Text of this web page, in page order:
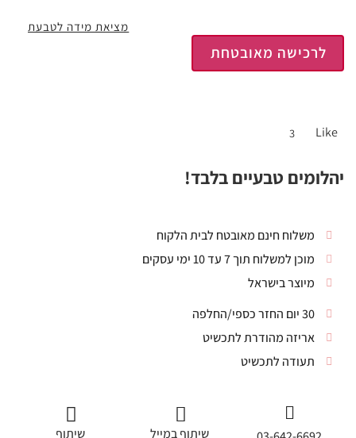
לרכישה מאובטחת
Like
3
מציאת מידה לטבעת
יהלומים טבעיים בלבד!
משלוח חינם מאובטח לבית הלקוח
מוכן למשלוח תוך 7 עד 10 ימי עסקים
מיוצר בישראל
30 יום החזר כספי/החלפה
אריזה מהודרת לתכשיט
תעודה לתכשיט
שיתוף במייל שיתוף